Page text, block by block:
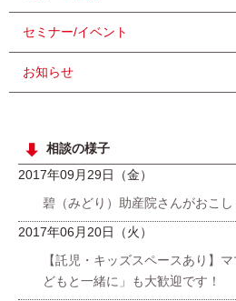
セミナー/イベント
お知らせ
相談の様子
2017年09月29日（金）
碧（みどり）助産院さんがおこ
2017年06月20日（火）
【託児・キッズスペースあり】
どもと一緒に」も大歓迎です！